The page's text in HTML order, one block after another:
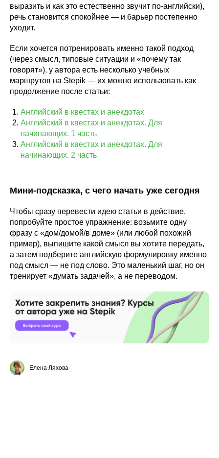
выразить и как это естественно звучит по-английски),
речь становится спокойнее — и барьер постепенно
уходит.
Если хочется потренировать именно такой подход
(через смысл, типовые ситуации и «почему так
говорят»), у автора есть несколько учебных
маршрутов на Stepik — их можно использовать как
продолжение после статьи:
Английский в квестах и анекдотах
Английский в квестах и анекдотах. Для
начинающих. 1 часть
Английский в квестах и анекдотах. Для
начинающих. 2 часть
Мини-подсказка, с чего начать уже сегодня
Чтобы сразу перевести идею статьи в действие,
попробуйте простое упражнение: возьмите одну
фразу с «дом/домой/в доме» (или любой похожий
пример), выпишите какой смысл вы хотите передать,
а затем подберите английскую формулировку именно
под смысл — не под слово. Это маленький шаг, но он
тренирует «думать задачей», а не переводом.
Елена Ляхова